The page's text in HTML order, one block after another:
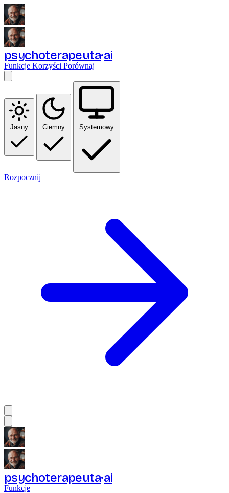
psychoterapeuta ai
Funkcje Korzyści Porównaj
Jasny Ciemny Systemowy
Rozpocznij
psychoterapeuta ai
Funkcje